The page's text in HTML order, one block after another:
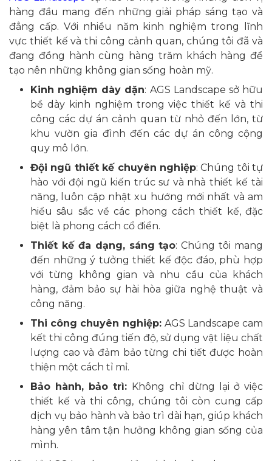
hàng đầu mang đến những giải pháp sáng tạo và
đẳng cấp. Với nhiều năm kinh nghiệm trong lĩnh
vực thiết kế và thi công cảnh quan, chúng tôi đã và
đang đồng hành cùng hàng trăm khách hàng để
tạo nên những không gian sống hoàn mỹ.
Kinh nghiệm dày dặn: AGS Landscape sở hữu
bề dày kinh nghiệm trong việc thiết kế và thi
công các dự án cảnh quan từ nhỏ đến lớn, từ
khu vườn gia đình đến các dự án công cộng
quy mô lớn.
Đội ngũ thiết kế chuyên nghiệp: Chúng tôi tự
hào với đội ngũ kiến trúc sư và nhà thiết kế tài
năng, luôn cập nhật xu hướng mới nhất và am
hiểu sâu sắc về các phong cách thiết kế, đặc
biệt là phong cách cổ điển.
Thiết kế đa dạng, sáng tạo: Chúng tôi mang
đến những ý tưởng thiết kế độc đáo, phù hợp
với từng không gian và nhu cầu của khách
hàng, đảm bảo sự hài hòa giữa nghệ thuật và
công năng.
Thi công chuyên nghiệp: AGS Landscape cam
kết thi công đúng tiến độ, sử dụng vật liệu chất
lượng cao và đảm bảo từng chi tiết được hoàn
thiện một cách tỉ mỉ.
Bảo hành, bảo trì: Không chỉ dừng lại ở việc
thiết kế và thi công, chúng tôi còn cung cấp
dịch vụ bảo hành và bảo trì dài hạn, giúp khách
hàng yên tâm tận hưởng không gian sống của
mình.